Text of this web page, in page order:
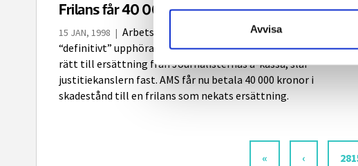
Avvisa
Frilans får 40 000 i skadestånd½
15 JAN, 1998 | Arbetslösa frilansar måste inte lova att
“definitivt” upphöra med sin verksamhet för att få
rätt till ersättning från Journalisternas a-kassa, slår
justitiekanslern fast. AMS får nu betala 40 000 kronor i
skadestånd till en frilans som nekats ersättning.
15
« ‹